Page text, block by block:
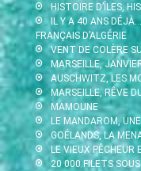
HISTOIRE D’ÎLES,
IL Y A 40 ANS DÉJÀ…
FRANÇAIS D’ALGÉRIE
VENT DE COLÈRE
MARSEILLE,
AUSCHWITZ, LES
MARSEILLE, RÊVE
MAMOUNE
LE MANDAROM,
GOÉLANDS, LA
LE VIEUX PÊCHEUR
20 000 FILETS